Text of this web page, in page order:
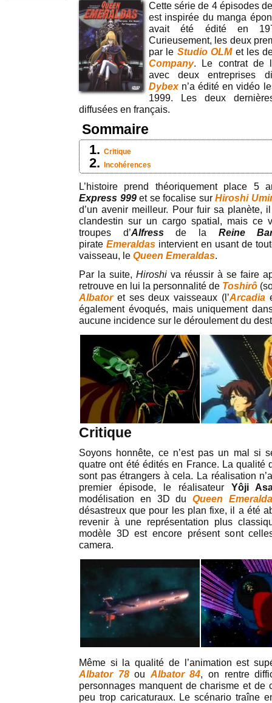
Cette série de 4 épisodes
est inspirée du manga
avait été édité en
Curieusement, les deux
par le Studio OLMet les
Company. Le contrat de
avec deux entreprises
Dybexn’a édité en vidéo
1999. Les deux
diffusées en français.
Sommaire
Critique
Incohérences
L’histoire prend théoriquement place
Express 999 et se focalise sur Hiroshi
d’un avenir meilleur. Pour fuir sa planète,
clandestin sur un cargo spatial, mais ce
troupes d’Alfressde la Reine
pirate Emeraldasintervient en usant de
vaisseau, le Queen Emeraldas.
Par la suite, Hiroshi va réussir à se faire
retrouve en lui la personnalité de Toshirô
Albatoret ses deux vaisseaux (l’Arcadia
également évoqués, mais uniquement
aucune incidence sur le déroulement du
Critique
Soyons honnête, ce n’est pas un mal si
quatre ont été édités en France. La qualité
sont pas étrangers à cela. La réalisation
premier épisode, le réalisateur Yôji
modélisation en 3D duQueen
désastreux que pour les plan fixe, il a été
revenir à une représentation plus
modèle 3D est encore présent sont
camera.
Même si la qualité de l’animation est
Albator 78ou Albator 84, on rentre
personnages manquent de charisme et
peu trop caricaturaux. Le scénario traîne